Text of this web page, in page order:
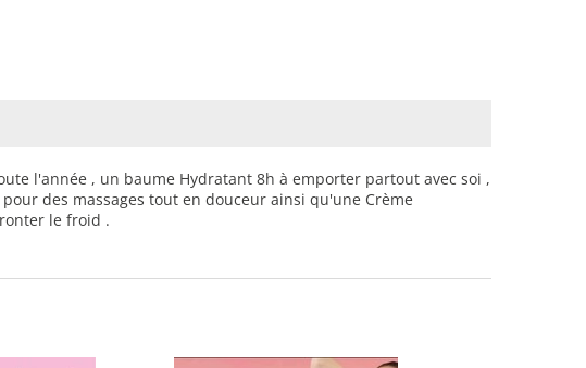
l'année , un baume Hydratant 8h à emporter partout avec soi ,
des massages tout en douceur ainsi qu'une Crème
le froid .